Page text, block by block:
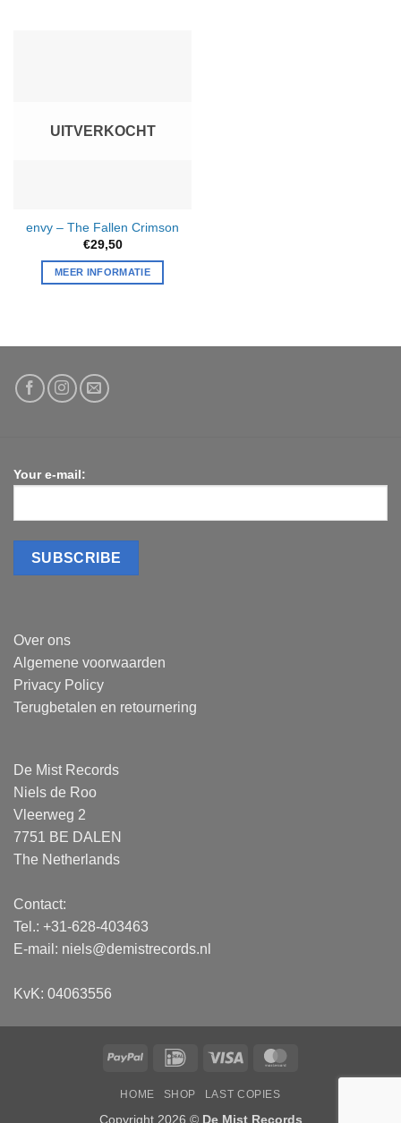
UITVERKOCHT
envy – The Fallen Crimson
€29,50
MEER INFORMATIE
Your e-mail:
Over ons
Algemene voorwaarden
Privacy Policy
Terugbetalen en retournering
De Mist Records
Niels de Roo
Vleerweg 2
7751 BE DALEN
The Netherlands
Contact:
Tel.: +31-628-403463
E-mail: niels@demistrecords.nl
KvK: 04063556
PayPal IDeal Visa
HOME SHOP LAST COPIES
Copyright 2026 © De Mist Records